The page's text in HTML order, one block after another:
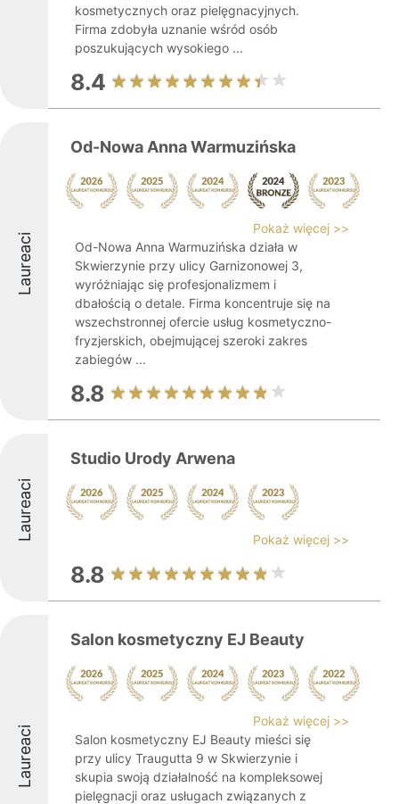
kosmetycznych oraz pielęgnacyjnych.
Firma zdobyła uznanie wśród osób
poszukujących wysokiego ...
8.4
Laureaci
Od-Nowa Anna Warmuzińska
Pokaż więcej >>
Od-Nowa Anna Warmuzińska działa w
Skwierzynie przy ulicy Garnizonowej 3,
wyróżniając się profesjonalizmem i
dbałością o detale. Firma koncentruje się na
wszechstronnej ofercie usług kosmetyczno-
fryzjerskich, obejmującej szeroki zakres
zabiegów ...
8.8
Laureaci
Studio Urody Arwena
Pokaż więcej >>
8.8
Laureaci
Salon kosmetyczny EJ Beauty
Pokaż więcej >>
Salon kosmetyczny EJ Beauty mieści się
przy ulicy Traugutta 9 w Skwierzynie i
skupia swoją działalność na kompleksowej
pielęgnacji oraz usługach związanych z